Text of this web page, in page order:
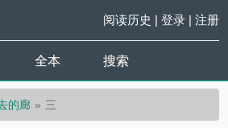
阅读历史 | 登录| 注册
全本 搜索
的廊 三